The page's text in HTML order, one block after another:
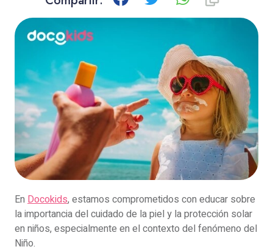
En Docokids, estamos comprometidos con educar sobre
la importancia del cuidado de la piel y la protección solar
en niños, especialmente en el contexto del fenómeno del
Niño.